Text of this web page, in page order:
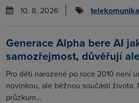
10. 8. 2026
Generace Alpha bere AI
samozřejmost, důvěřují
Pro děti narozené po roce 2010 není
novinkou, ale běžnou součástí života.
průzkum...